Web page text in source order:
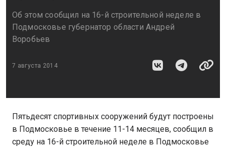
Об этом сообщил на 16-й строительной неделе в
Подмосковье губернатор области Андрей
Воробьев
7 августа 2014
Пятьдесят спортивных сооружений будут построены
в Подмосковье в течение 11-14 месяцев, сообщил в
среду на 16-й строительной неделе в Подмосковье